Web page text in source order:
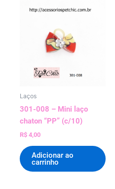
Laços
301-008 – Mini laço
chaton “PP” (c/10)
R$ 4,00
Adicionar ao
carrinho